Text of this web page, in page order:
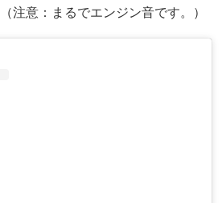
注意：まるでエンジン音です。）